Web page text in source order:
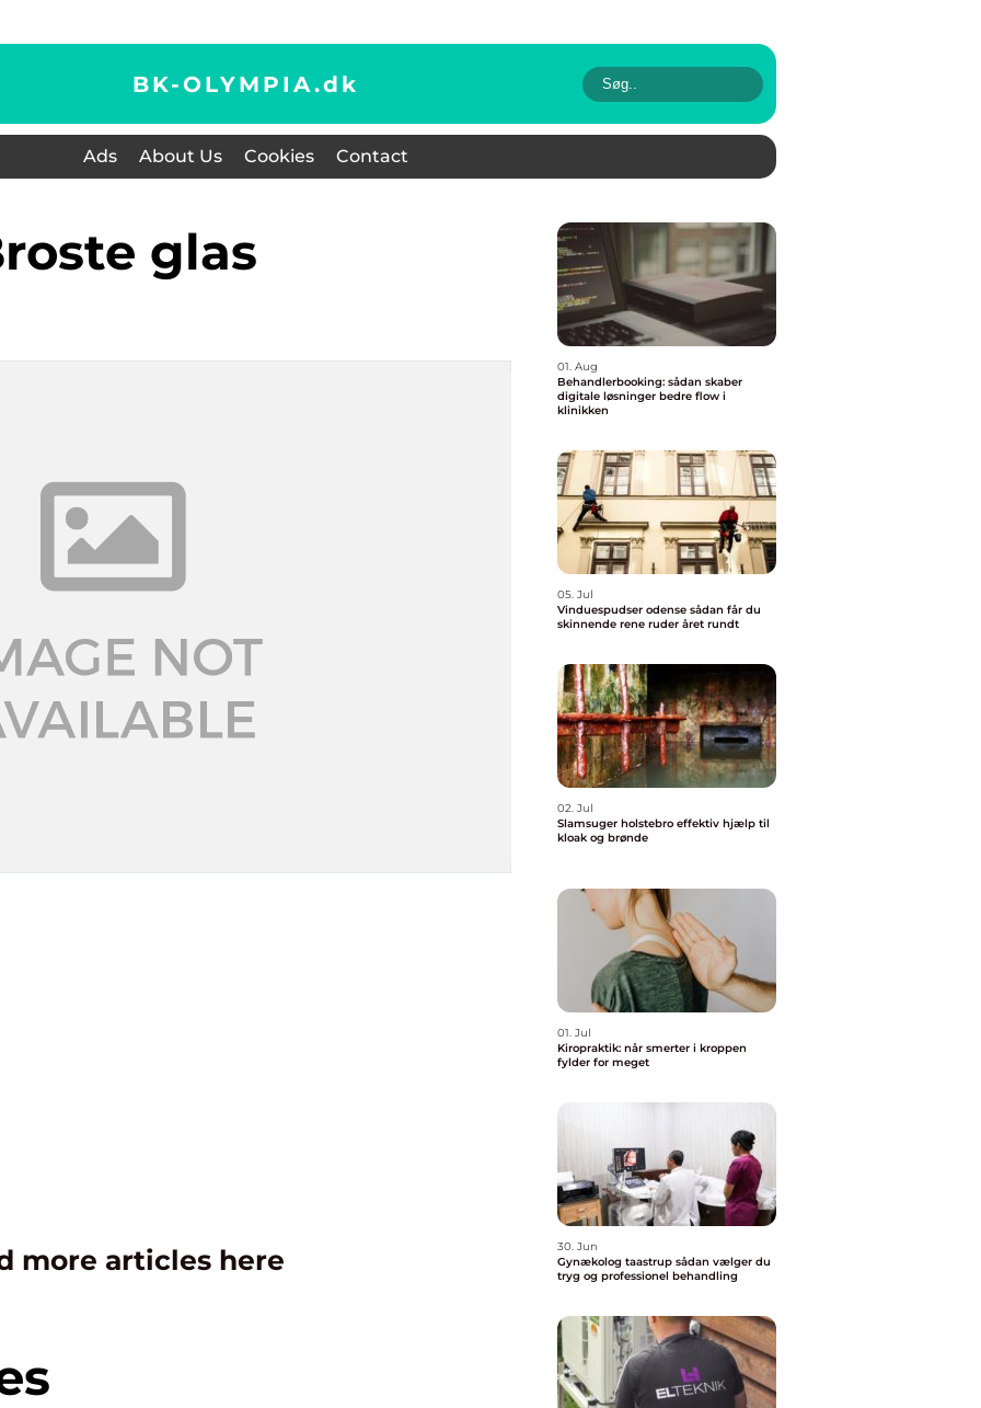
BK-OLYMPIA.dk
Ads About Us Cookies Contact
Broste glas
more articles here
01. Aug
Behandlerbooking: sådan skaber
digitale løsninger bedre flow i
klinikken
05. Jul
Vinduespudser odense sådan får du
skinnende rene ruder året rundt
02. Jul
Slamsuger holstebro effektiv hjælp til
kloak og brønde
01. Jul
Kiropraktik: når smerter i kroppen
fylder for meget
30. Jun
Gynækolog taastrup sådan vælger du
tryg og professionel behandling